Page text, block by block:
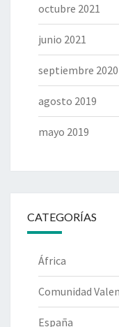
octubre 2021
junio 2021
septiembre 2020
agosto 2019
mayo 2019
CATEGORÍAS
África
Comunidad
España